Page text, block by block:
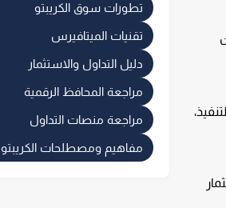
تطورات سوق الكريبتو
تقنيات الميتافيرس
دليل التداول والاستثمار
مراجعة المحافظ الرقمية
مراجعة منصات التداول
مفاهيم ومصطلحات الكريبتو